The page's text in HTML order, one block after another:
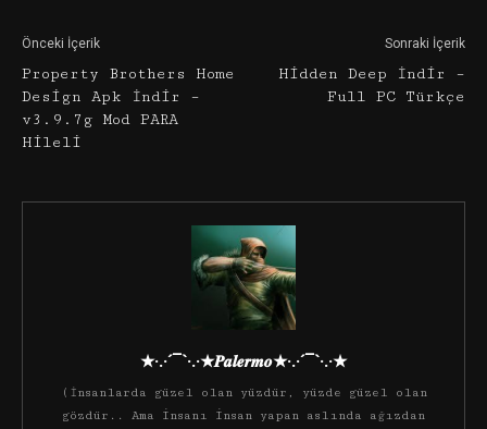
Önceki İçerik
Property Brothers Home
Design Apk İndir –
v3.9.7g Mod PARA
Hileli
Sonraki İçerik
Hidden Deep İndir –
Full PC Türkçe
★·.·´¯`·.·★𝑷𝒂𝒍𝒆𝒓𝒎𝒐★·.·´¯`·.·★
(İnsanlarda güzel olan yüzdür, yüzde güzel olan
gözdür.. Ama insanı insan yapan aslında ağızdan